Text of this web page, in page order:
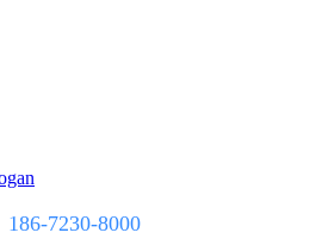
186-7230-8000